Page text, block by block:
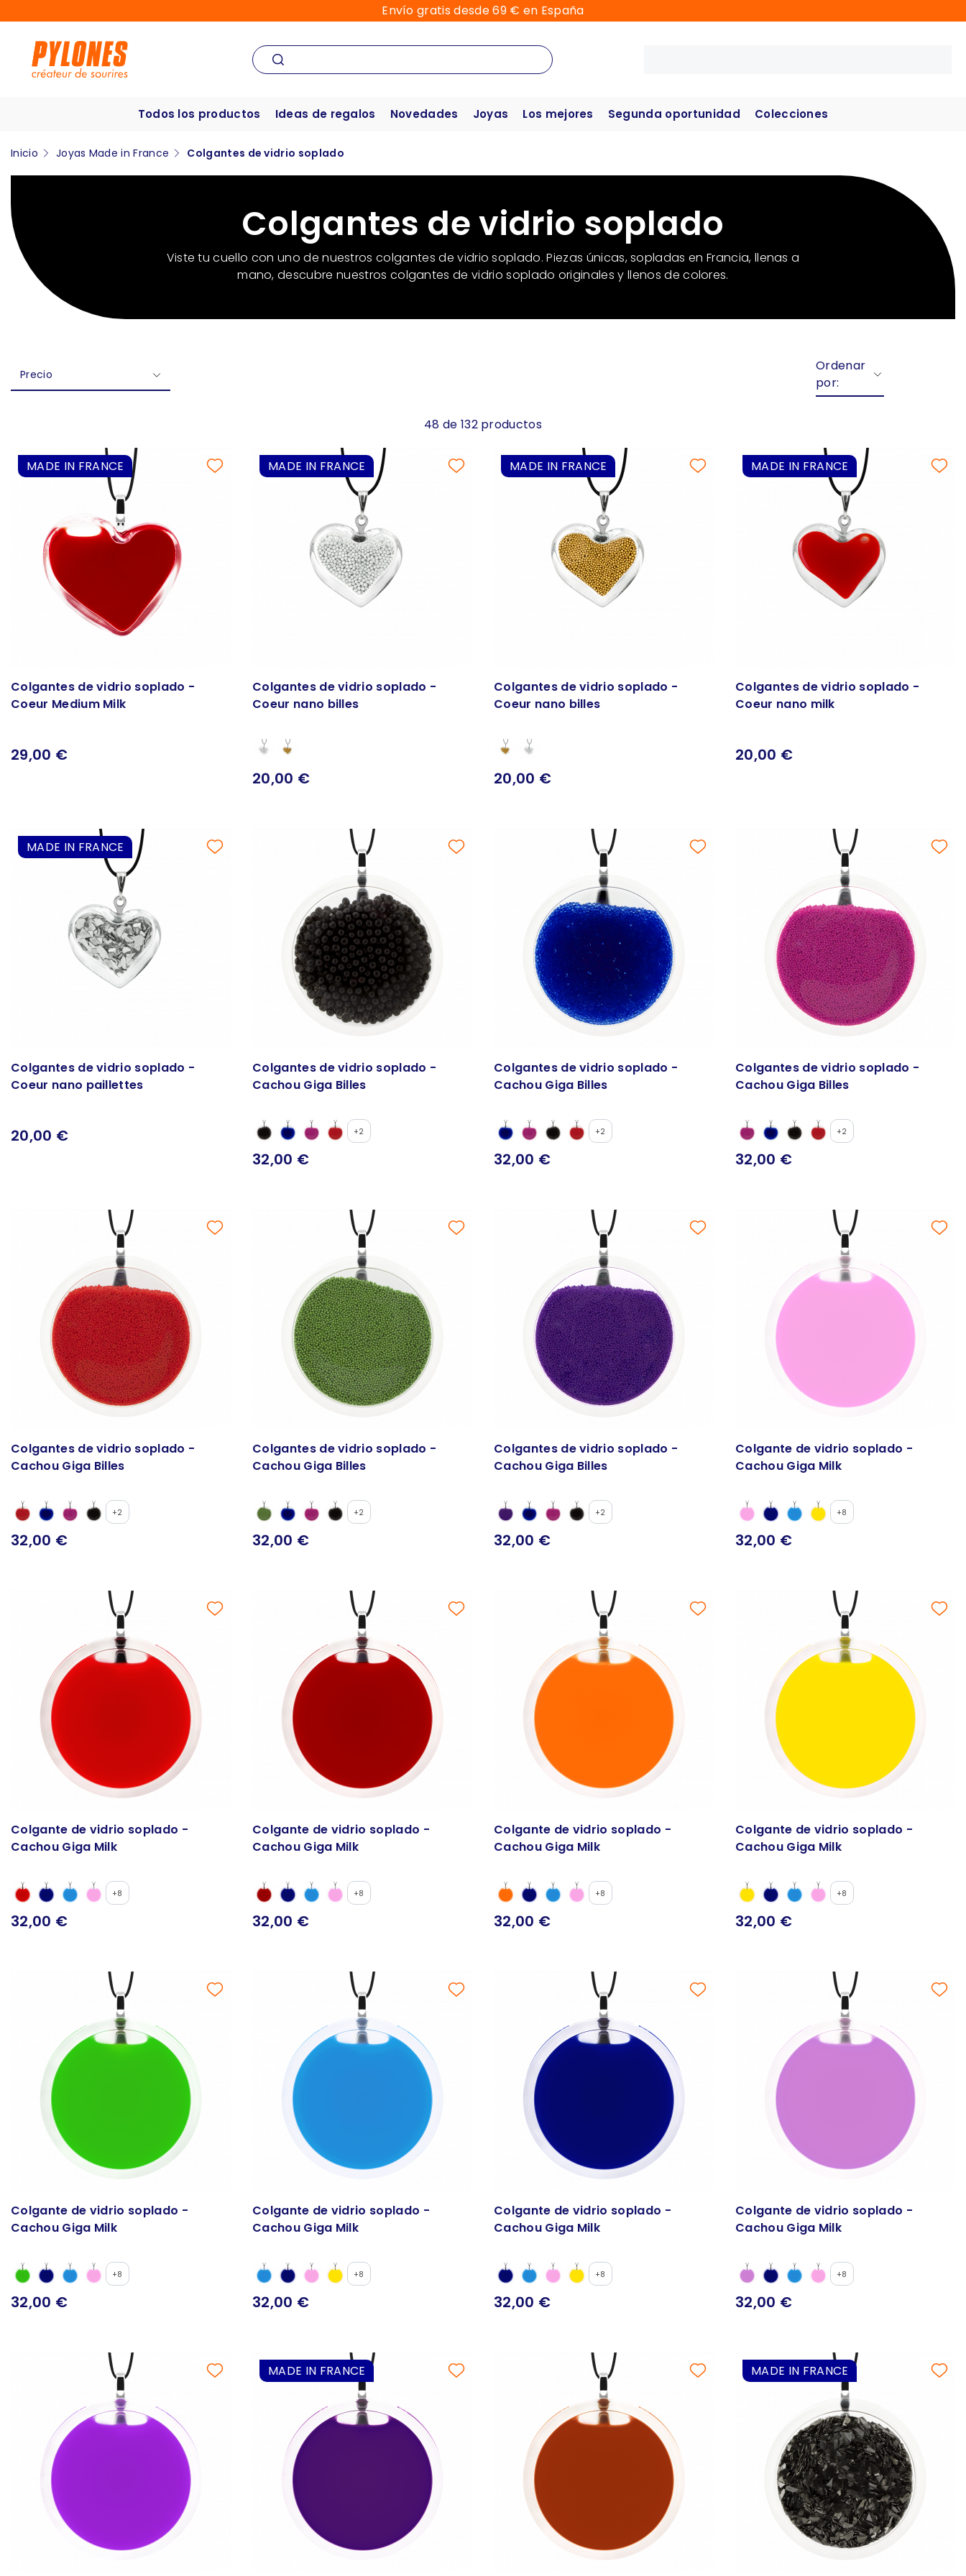
Envío gratis desde 69 € en España
Todos los productos Ideas de regalos Novedades Joyas Los mejores Segunda oportunidad Colecciones
Inicio Joyas Made in France Colgantes de vidrio soplado
Colgantes de vidrio soplado
Viste tu cuello con uno de nuestros colgantes de vidrio soplado. Piezas únicas, sopladas en Francia, llenas a
mano, descubre nuestros colgantes de vidrio soplado originales y llenos de colores.
Precio
Ordenar
por:
48 de 132 productos
MADE IN FRANCE
Colgantes de vidrio soplado -
Coeur Medium Milk
29,00 €
MADE IN FRANCE
Colgantes de vidrio soplado -
Coeur nano billes
20,00 €
MADE IN FRANCE
Colgantes de vidrio soplado -
Coeur nano billes
20,00 €
MADE IN FRANCE
Colgantes de vidrio soplado -
Coeur nano milk
20,00 €
MADE IN FRANCE
Colgantes de vidrio soplado -
Coeur nano paillettes
20,00 €
Colgantes de vidrio soplado -
Cachou Giga Billes
+2
32,00 €
Colgantes de vidrio soplado -
Cachou Giga Billes
+2
32,00 €
Colgantes de vidrio soplado -
Cachou Giga Billes
+2
32,00 €
Colgantes de vidrio soplado -
Cachou Giga Billes
+2
32,00 €
Colgantes de vidrio soplado -
Cachou Giga Billes
+2
32,00 €
Colgantes de vidrio soplado -
Cachou Giga Billes
+2
32,00 €
Colgante de vidrio soplado -
Cachou Giga Milk
+8
32,00 €
Colgante de vidrio soplado -
Cachou Giga Milk
+8
32,00 €
Colgante de vidrio soplado -
Cachou Giga Milk
+8
32,00 €
Colgante de vidrio soplado -
Cachou Giga Milk
+8
32,00 €
Colgante de vidrio soplado -
Cachou Giga Milk
+8
32,00 €
Colgante de vidrio soplado -
Cachou Giga Milk
+8
32,00 €
Colgante de vidrio soplado -
Cachou Giga Milk
+8
32,00 €
Colgante de vidrio soplado -
Cachou Giga Milk
+8
32,00 €
Colgante de vidrio soplado -
Cachou Giga Milk
+8
32,00 €
MADE IN FRANCE MADE IN FRANCE